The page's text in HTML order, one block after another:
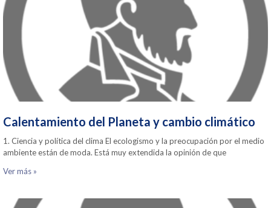
Calentamiento del Planeta y cambio climático
1. Ciencia y política del clima El ecologismo y la preocupación por el medio
ambiente están de moda. Está muy extendida la opinión de que
Ver más »